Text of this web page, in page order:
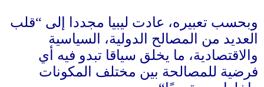
وبحسب تعبيره، عادت ليبيا مجددا إلى “قلب
العديد من المصالح الدولية، السياسية
والاقتصادية، ما يخلق سياقا تبدو فيه أي
فرضية للمصالحة بين مختلف المكونات